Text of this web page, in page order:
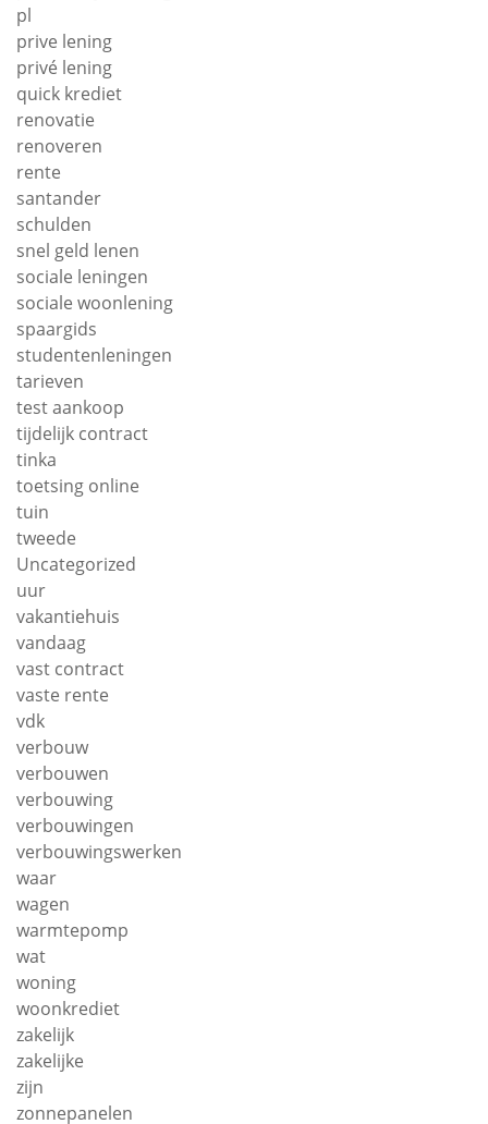
pl
prive lening
privé lening
quick krediet
renovatie
renoveren
rente
santander
schulden
snel geld lenen
sociale leningen
sociale woonlening
spaargids
studentenleningen
tarieven
test aankoop
tijdelijk contract
tinka
toetsing online
tuin
tweede
Uncategorized
uur
vakantiehuis
vandaag
vast contract
vaste rente
vdk
verbouw
verbouwen
verbouwing
verbouwingen
verbouwingswerken
waar
wagen
warmtepomp
wat
woning
woonkrediet
zakelijk
zakelijke
zijn
zonnepanelen